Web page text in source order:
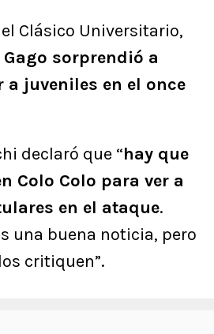
Clásico Universitario,
Gago sorprendió a
juveniles en el once
declaró que “hay que
Colo Colo para ver a
en el ataque.
una buena noticia, pero
critiquen”.